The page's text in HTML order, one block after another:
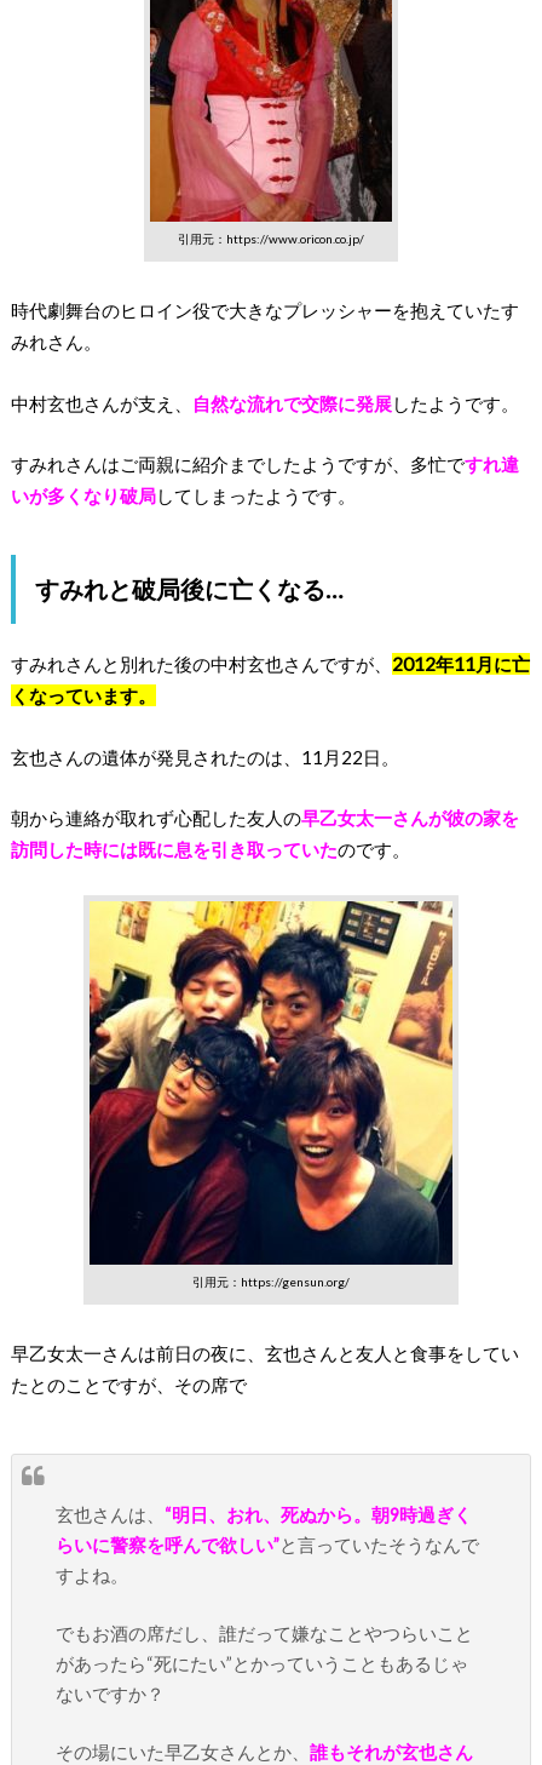
引用元：https://www.oricon.co.jp/
時代劇舞台のヒロイン役で大きなプレッシャーを抱えていたす
みれさん。
中村玄也さんが支え、 自然な流れで交際に発展したようです。
すみれさんはご両親に紹介までしたようですが、多忙ですれ違
いが多くなり破局してしまったようです。
すみれと破局後に亡くなる…
すみれさんと別れた後の中村玄也さんですが、 2012年11月に亡
くなっています。
玄也さんの遺体が発見されたのは、11月22日。
朝から連絡が取れず心配した友人の早乙女太一さんが彼の家を
訪問した時には既に息を引き取っていたのです。
引用元：https://gensun.org/
早乙女太一さんは前日の夜に、玄也さんと友人と食事をしてい
たとのことですが、その席で
玄也さんは、 “明日、おれ、死ぬから。朝9時過ぎく
らいに警察を呼んで欲しい”と言っていたそうなんで
すよね。
でもお酒の席だし、誰だって嫌なことやつらいこと
があったら“死にたい”とかっていうこともあるじゃ
ないですか？
その場にいた早乙女さんとか、誰もそれが玄也さん